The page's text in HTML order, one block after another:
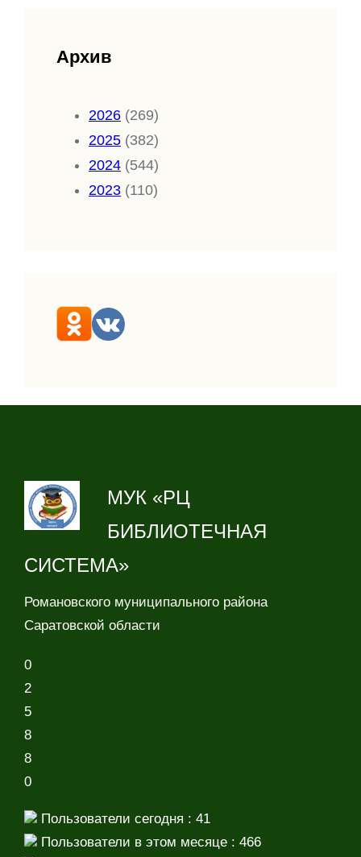
Архив
2026 (269)
2025 (382)
2024 (544)
2023 (110)
МУК «РЦ
БИБЛИОТЕЧНАЯ
СИСТЕМА»
Романовского муниципального района
Саратовской области
0
2
5
8
8
0
Пользователи сегодня : 41
Пользователи в этом месяце : 466